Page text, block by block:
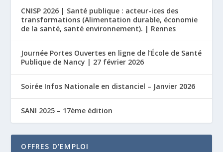
CNISP 2026 | Santé publique : acteur-ices des
transformations (Alimentation durable, économie
de la santé, santé environnement). | Rennes
Journée Portes Ouvertes en ligne de l’École de Santé
Publique de Nancy | 27 février 2026
Soirée Infos Nationale en distanciel – Janvier 2026
SANI 2025 – 17ème édition
OFFRES D'EMPLOI